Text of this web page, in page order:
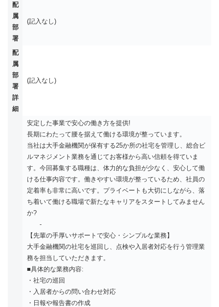
配
属
部
署
(記入なし)
配
属
部
署
詳
細
(記入なし)
安定した事業で安心の働き方を提供!
長期にわたって腰を据えて働ける環境が整っています。
当社は大手金融機関が保有する25か所の社宅を管理し、総合ビ
ルマネジメント業務を通じてお客様から高い信頼を得ていま
す。今回募集する職種は、体力的な負担が少なく、安心して働
ける仕事内容です。働きやすい環境が整っているため、社員の
定着率も非常に高いです。プライベートも大切にしながら、落
ち着いて働ける職場で新たなキャリアをスタートしてみません
か?
-
【先輩の手厚いサポートで安心・シンプルな業務】
大手金融機関の社宅を巡回し、点検や入居者対応を行う管理業
務を担当していただきます。
■具体的な業務内容:
・社宅の巡回
・入居者からの問い合わせ対応
・日報や報告書の作成